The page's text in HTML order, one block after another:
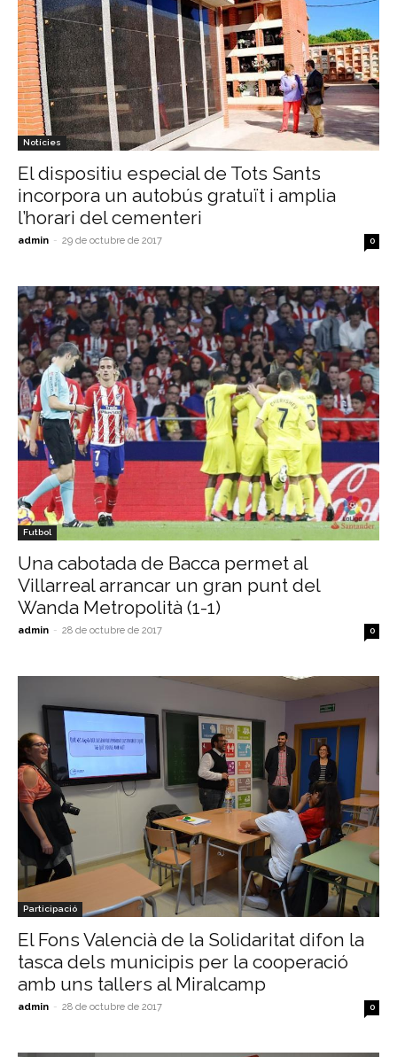
Notícies
El dispositiu especial de Tots Sants
incorpora un autobús gratuït i amplia
l’horari del cementeri
admin - 29 de octubre de 2017 0
Futbol
Una cabotada de Bacca permet al
Villarreal arrancar un gran punt del
Wanda Metropolità (1-1)
admin - 28 de octubre de 2017 0
Participació
El Fons Valencià de la Solidaritat difon la
tasca dels municipis per la cooperació
amb uns tallers al Miralcamp
admin - 28 de octubre de 2017 0